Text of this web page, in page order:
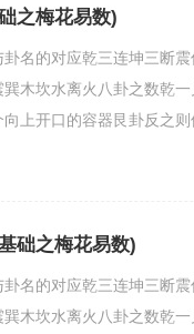
之梅花易数)
名的对应乾三连坤三断
木坎水离火八卦之数乾
上开口的容器艮卦反之则
础之梅花易数)
名的对应乾三连坤三断
木坎水离火八卦之数乾